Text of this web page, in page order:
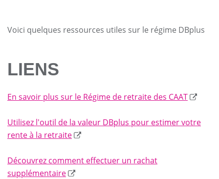
Voici quelques ressources utiles sur le régime DBplus
LIENS
En savoir plus sur le Régime de retraite des CAAT
Utilisez l'outil de la valeur DBplus pour estimer votre
rente à la retraite
Découvrez comment effectuer un rachat
supplémentaire